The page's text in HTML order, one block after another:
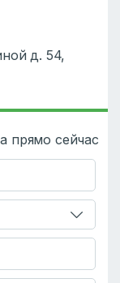
д. 54,
прямо сейчас